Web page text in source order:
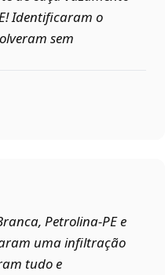
Identificaram o
sem
Petrolina‑PE e
uma infiltração
tudo e